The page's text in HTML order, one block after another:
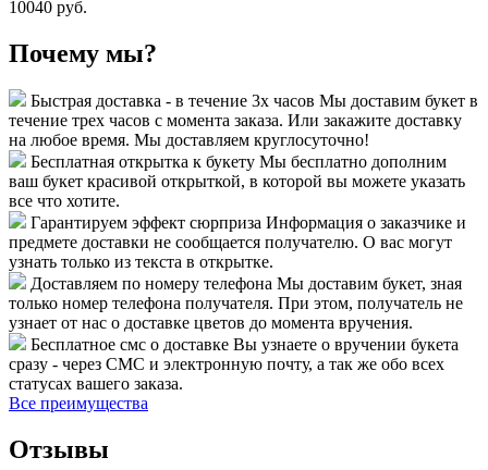
10040 руб.
Почему мы?
Быстрая доставка - в течение 3х часов Мы доставим букет в
течение трех часов с момента заказа. Или закажите доставку
на любое время. Мы доставляем круглосуточно!
Бесплатная открытка к букету Мы бесплатно дополним
ваш букет красивой открыткой, в которой вы можете указать
все что хотите.
Гарантируем эффект сюрприза Информация о заказчике и
предмете доставки не сообщается получателю. О вас могут
узнать только из текста в открытке.
Доставляем по номеру телефона Мы доставим букет, зная
только номер телефона получателя. При этом, получатель не
узнает от нас о доставке цветов до момента вручения.
Бесплатное смс о доставке Вы узнаете о вручении букета
сразу - через СМС и электронную почту, а так же обо всех
статусах вашего заказа.
Все преимущества
Отзывы